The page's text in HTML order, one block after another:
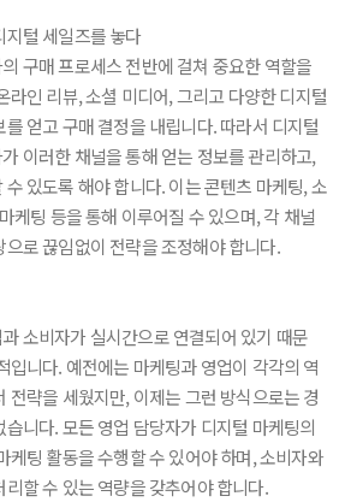
털 세일즈를 놓다
구매 프로세스 전반에 걸쳐 중요한 역할을
라인 리뷰, 소셜 미디어, 그리고 다양한 디지털
얻고 구매 결정을 내립니다. 따라서 디지털
이러한 채널을 통해 얻는 정보를 관리하고,
있도록 해야 합니다. 이는 콘텐츠 마케팅, 소
케팅 등을 통해 이루어질 수 있으며, 각 채널
로 끊임없이 전략을 조정해야 합니다.
소비자가 실시간으로 연결되어 있기 때문
입니다. 예전에는 마케팅과 영업이 각각의 역
전략을 세웠지만, 이제는 그런 방식으로는 경
니다. 모든 영업 담당자가 디지털 마케팅의
케팅 활동을 수행할 수 있어야 하며, 소비자와
할 수 있는 역량을 갖추어야 합니다.